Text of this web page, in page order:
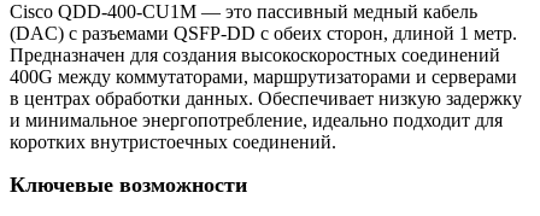
Cisco QDD-400-CU1M — это пассивный медный кабель
(DAC) с разъемами QSFP-DD с обеих сторон, длиной 1 метр.
Предназначен для создания высокоскоростных соединений
400G между коммутаторами, маршрутизаторами и серверами
в центрах обработки данных. Обеспечивает низкую задержку
и минимальное энергопотребление, идеально подходит для
коротких внутристоечных соединений.
Ключевые возможности